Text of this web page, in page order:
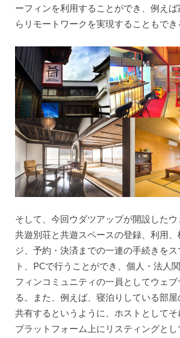
ーフィンを利用することができ、例え
らリモートワークを実現することもでき
そして、今回ウダツアップが開設したウ
共遊別荘と共遊スペースの登録、利用
ジ、予約・決済までの一連の手続きを
ト、PCで行うことができ、個人・法人
フィンコミュニティの一員としてウェブ
る。また、例えば、寝泊りしている部
共有するというように、ホストとして
プラットフォーム上にリスティングとし